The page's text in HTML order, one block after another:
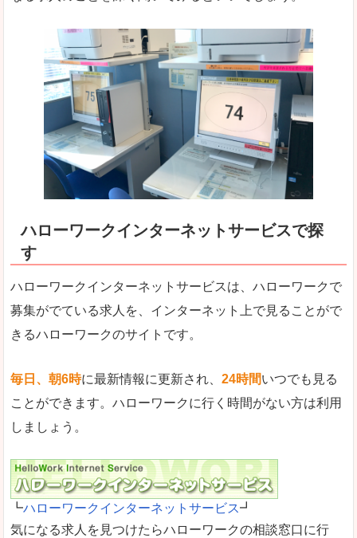
ハローワークインターネットサービスで探
す
ハローワークインターネットサービスは、ハローワークで
募集がでている求人を、インターネット上で見ることがで
きるハローワークのサイトです。
毎日、朝6時に最新情報に更新され、 24時間いつでも見る
ことができます。ハローワークに行く時間がない方は利用
しましょう。
┗ハローワークインターネットサービス┛
気になる求人を見つけたらハローワークの相談窓口に行